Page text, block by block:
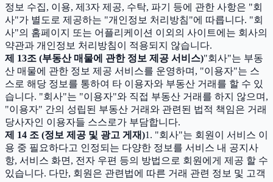
정보 수집, 이용, 제3자 제공, 수탁, 파기 등에 관한 사항은 "회
사"가 별도로 제공하는 "개인정보 처리방침"에 따릅니다. "회
사"의 홈페이지 또는 어플리케이션 이외의 사이트에는 회사의
약관과 개인정보 처리방침이 적용되지 않습니다.
제 13조 (부동산 매물에 관한 정보 제공 서비스)"회사"는 부동
산 매물에 관한 정보 제공 서비스를 운영하며, "이용자"는 스
스로 해당 정보를 통하여 타 이용자와 부동산 거래를 할 수 있
습니다. "회사"는 "이용자"와 직접 부동산 거래를 하지 않으며,
"이용자" 간의 성립된 부동산 거래와 관련된 법적 책임은 거래
당사자인 이용자들 스스로가 부담합니다.
제 14 조 (정보 제공 및 광고 게재)1. "회사"는 회원이 서비스 이
용 중 필요하다고 인정되는 다양한 정보를 서비스 내 공지사
항, 서비스 화면, 전자 우편 등의 방법으로 회원에게 제공 할 수
있습니다. 다만, 회원은 관련법에 따른 거래 관련 정보 및 고객